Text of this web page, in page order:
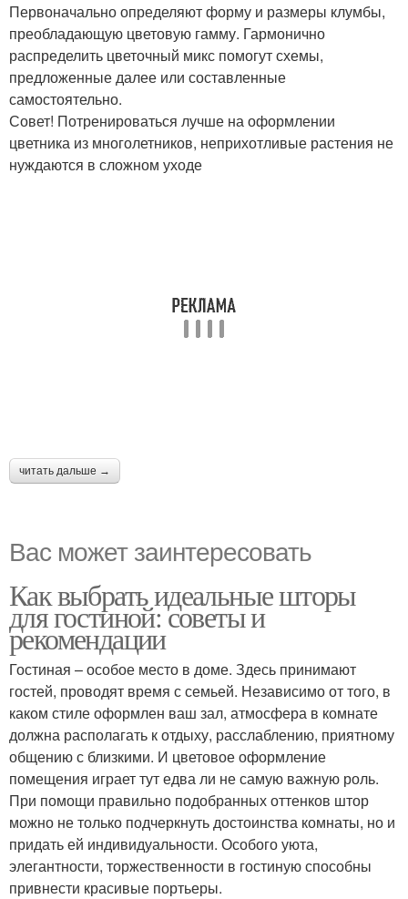
Первоначально определяют форму и размеры клумбы,
преобладающую цветовую гамму. Гармонично
распределить цветочный микс помогут схемы,
предложенные далее или составленные
самостоятельно.
​Совет! Потренироваться лучше на оформлении
цветника из многолетников, неприхотливые растения не
нуждаются в сложном уходе
читать дальше →
Вас может заинтересовать
Как выбрать идеальные шторы
для гостиной: советы и
рекомендации
Гостиная – особое место в доме. Здесь принимают
гостей, проводят время с семьей. Независимо от того, в
каком стиле оформлен ваш зал, атмосфера в комнате
должна располагать к отдыху, расслаблению, приятному
общению с близкими. И цветовое оформление
помещения играет тут едва ли не самую важную роль.
При помощи правильно подобранных оттенков штор
можно не только подчеркнуть достоинства комнаты, но и
придать ей индивидуальности. Особого уюта,
элегантности, торжественности в гостиную способны
привнести красивые портьеры.